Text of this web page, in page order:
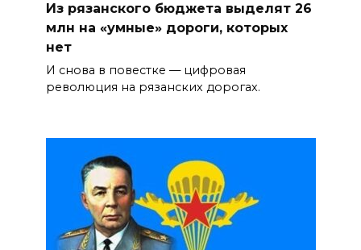
Из рязанского бюджета выделят 26
млн на «умные» дороги, которых
нет
И снова в повестке — цифровая
революция на рязанских дорогах.